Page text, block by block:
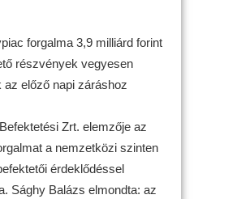
forgalma 3,9 milliárd forint
részvények vegyesen
az előző napi záráshoz
Zrt. elemzője az
a nemzetközi szinten
érdeklődéssel
Sághy Balázs elmondta: az